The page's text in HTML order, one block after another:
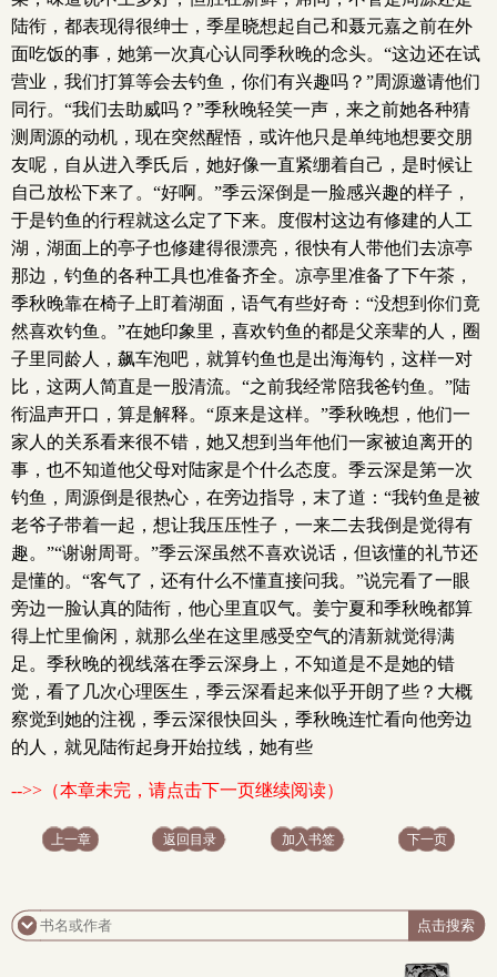
陆衔，都表现得很绅士，季星晓想起自己和聂元嘉之前在外
面吃饭的事，她第一次真心认同季秋晚的念头。“这边还在试
营业，我们打算等会去钓鱼，你们有兴趣吗？”周源邀请他们
同行。“我们去助威吗？”季秋晚轻笑一声，来之前她各种猜
测周源的动机，现在突然醒悟，或许他只是单纯地想要交朋
友呢，自从进入季氏后，她好像一直紧绷着自己，是时候让
自己放松下来了。“好啊。”季云深倒是一脸感兴趣的样子，
于是钓鱼的行程就这么定了下来。度假村这边有修建的人工
湖，湖面上的亭子也修建得很漂亮，很快有人带他们去凉亭
那边，钓鱼的各种工具也准备齐全。凉亭里准备了下午茶，
季秋晚靠在椅子上盯着湖面，语气有些好奇：“没想到你们竟
然喜欢钓鱼。”在她印象里，喜欢钓鱼的都是父亲辈的人，圈
子里同龄人，飙车泡吧，就算钓鱼也是出海海钓，这样一对
比，这两人简直是一股清流。“之前我经常陪我爸钓鱼。”陆
衔温声开口，算是解释。“原来是这样。”季秋晚想，他们一
家人的关系看来很不错，她又想到当年他们一家被迫离开的
事，也不知道他父母对陆家是个什么态度。季云深是第一次
钓鱼，周源倒是很热心，在旁边指导，末了道：“我钓鱼是被
老爷子带着一起，想让我压压性子，一来二去我倒是觉得有
趣。”“谢谢周哥。”季云深虽然不喜欢说话，但该懂的礼节还
是懂的。“客气了，还有什么不懂直接问我。”说完看了一眼
旁边一脸认真的陆衔，他心里直叹气。姜宁夏和季秋晚都算
得上忙里偷闲，就那么坐在这里感受空气的清新就觉得满
足。季秋晚的视线落在季云深身上，不知道是不是她的错
觉，看了几次心理医生，季云深看起来似乎开朗了些？大概
察觉到她的注视，季云深很快回头，季秋晚连忙看向他旁边
的人，就见陆衔起身开始拉线，她有些
-->>（本章未完，请点击下一页继续阅读）
上一章 返回目录 加入书签 下一页